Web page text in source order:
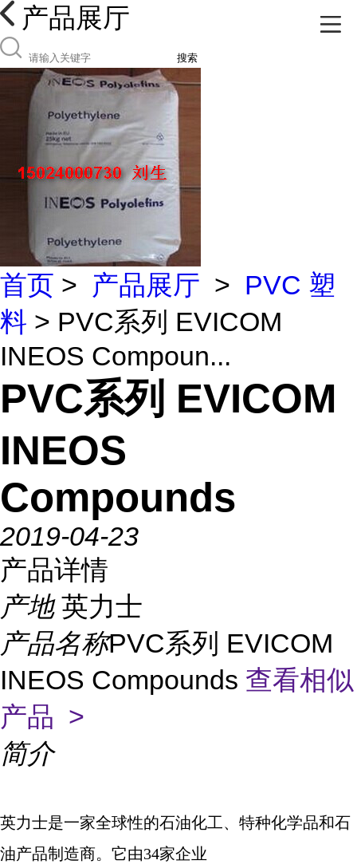
产品展厅
搜索
首页 > 产品展厅 > PVC 塑
料 > PVC系列 EVICOM
INEOS Compoun...
PVC系列 EVICOM
INEOS
Compounds
2019-04-23
产品详情
产地 英力士
产品名称PVC系列 EVICOM
INEOS Compounds 查看相似
产品 >
简介
英力士是一家全球性的石油化工、特种化学品和石
油产品制造商。它由34家企业